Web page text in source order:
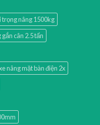
trọng nâng 1500kg
gắn cân 2.5 tấn
nâng mặt bàn điện 2x